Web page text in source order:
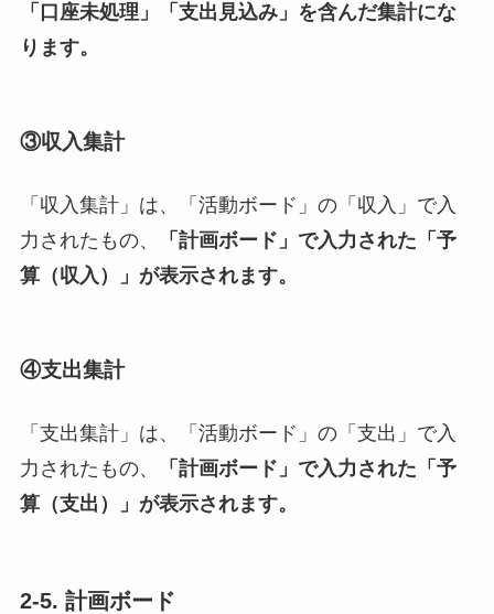
「口座未処理」「支出見込み」を含んだ集計にな
ります。
③収入集計
「収入集計」は、「活動ボード」の「収入」で入
力されたもの、
「計画ボード」で入力された「予
算（収入）」が表示されます。
④支出集計
「支出集計」は、「活動ボード」の「支出」で入
力されたもの、
「計画ボード」で入力された「予
算（支出）」が表示されます。
2-5. 計画ボード